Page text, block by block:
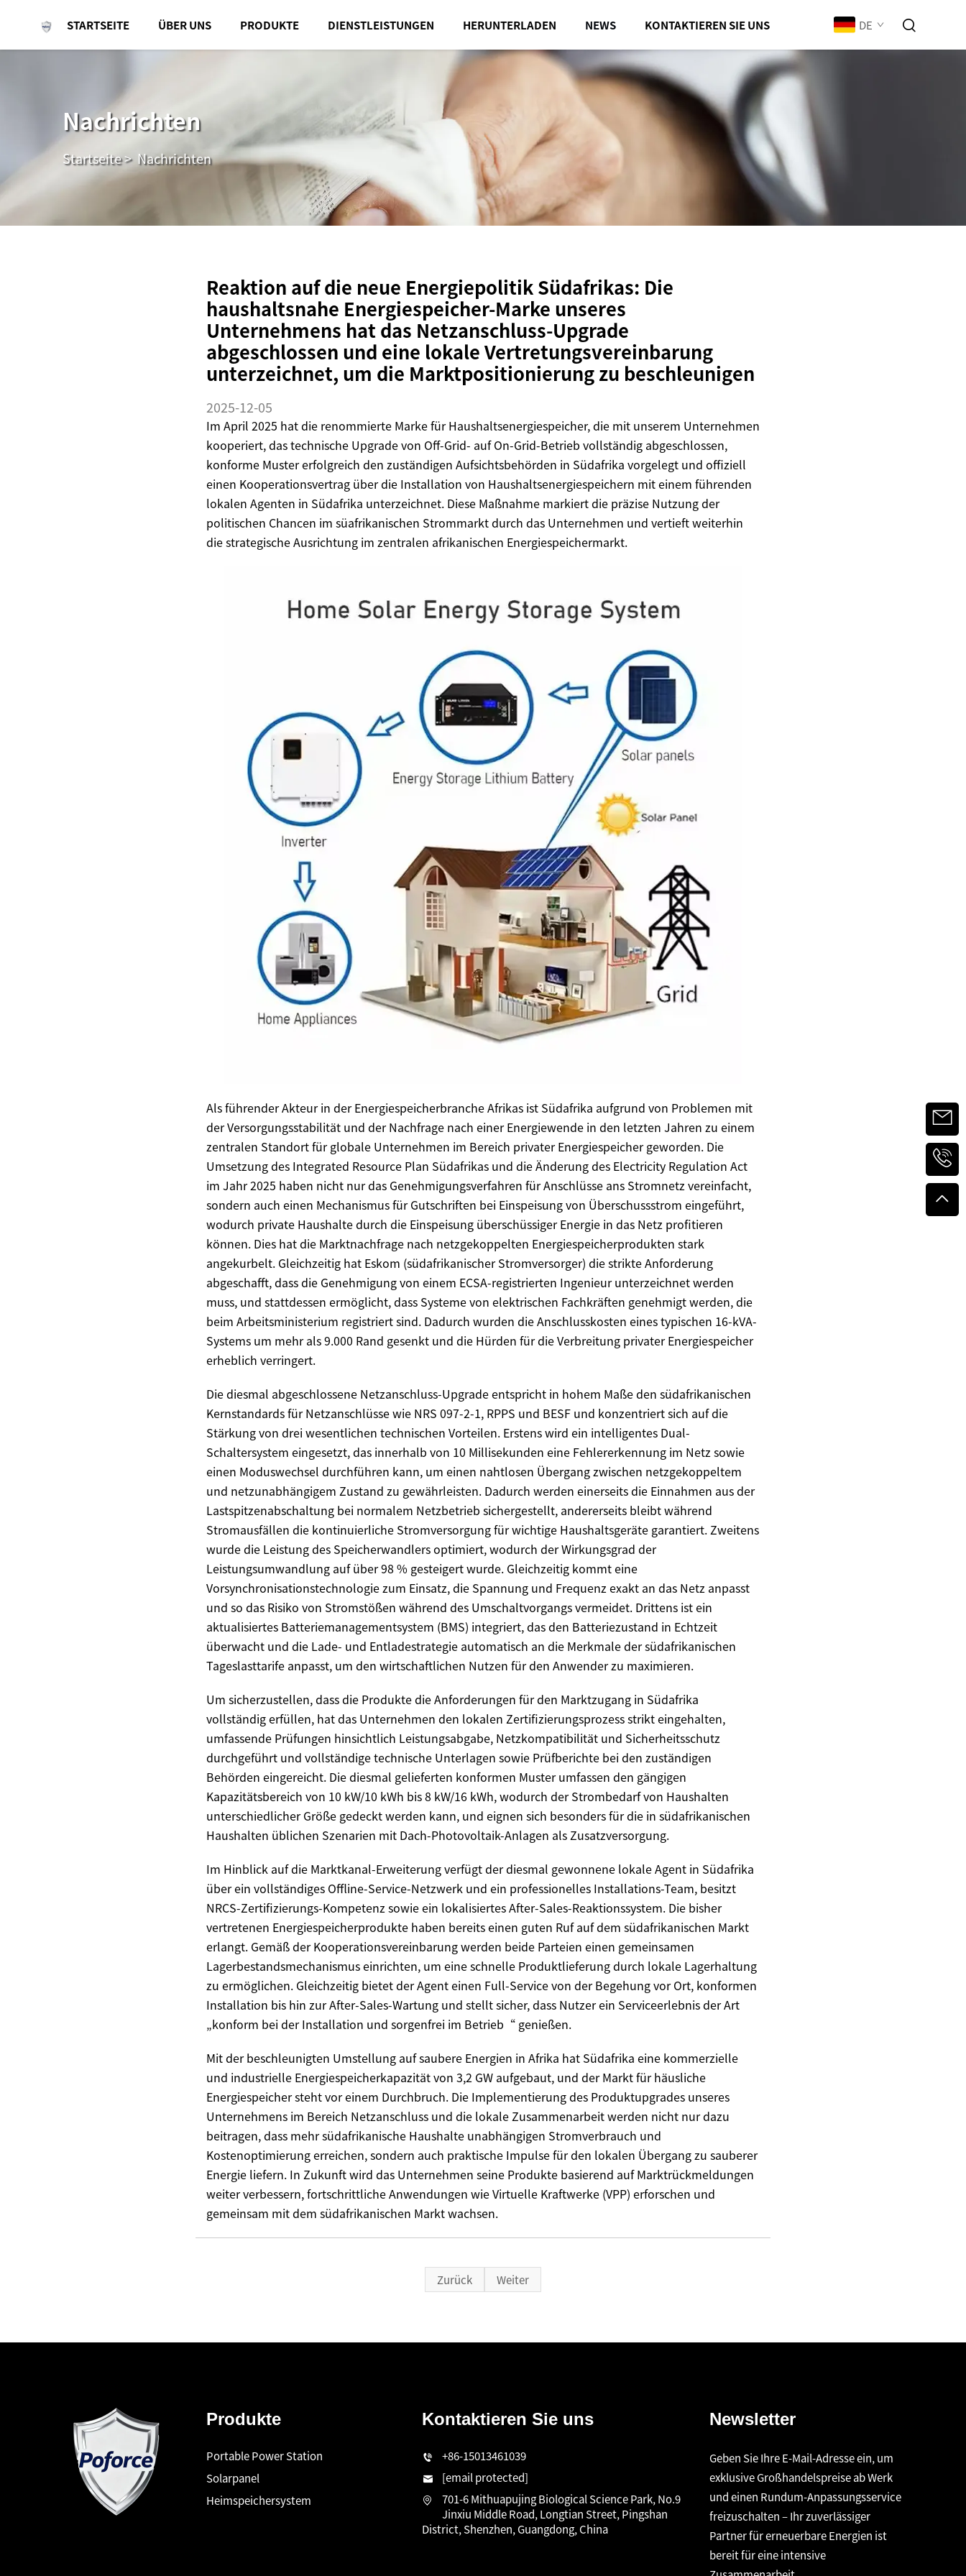
STARTSEITE ÜBER UNS PRODUKTE DIENSTLEISTUNGEN HERUNTERLADEN NEWS KONTAKTIEREN SIE UNS DE
Nachrichten
Startseite> Nachrichten
Reaktion auf die neue Energiepolitik Südafrikas: Die
haushaltsnahe Energiespeicher-Marke unseres
Unternehmens hat das Netzanschluss-Upgrade
abgeschlossen und eine lokale Vertretungsvereinbarung
unterzeichnet, um die Marktpositionierung zu beschleunigen
2025-12-05
Im April 2025 hat die renommierte Marke für Haushaltsenergiespeicher, die mit unserem Unternehmen
kooperiert, das technische Upgrade von Off-Grid- auf On-Grid-Betrieb vollständig abgeschlossen,
konforme Muster erfolgreich den zuständigen Aufsichtsbehörden in Südafrika vorgelegt und offiziell
einen Kooperationsvertrag über die Installation von Haushaltsenergiespeichern mit einem führenden
lokalen Agenten in Südafrika unterzeichnet. Diese Maßnahme markiert die präzise Nutzung der
politischen Chancen im süafrikanischen Strommarkt durch das Unternehmen und vertieft weiterhin
die strategische Ausrichtung im zentralen afrikanischen Energiespeichermarkt.
Als führender Akteur in der Energiespeicherbranche Afrikas ist Südafrika aufgrund von Problemen mit
der Versorgungsstabilität und der Nachfrage nach einer Energiewende in den letzten Jahren zu einem
zentralen Standort für globale Unternehmen im Bereich privater Energiespeicher geworden. Die
Umsetzung des Integrated Resource Plan Südafrikas und die Änderung des Electricity Regulation Act
im Jahr 2025 haben nicht nur das Genehmigungsverfahren für Anschlüsse ans Stromnetz vereinfacht,
sondern auch einen Mechanismus für Gutschriften bei Einspeisung von Überschussstrom eingeführt,
wodurch private Haushalte durch die Einspeisung überschüssiger Energie in das Netz profitieren
können. Dies hat die Marktnachfrage nach netzgekoppelten Energiespeicherprodukten stark
angekurbelt. Gleichzeitig hat Eskom (südafrikanischer Stromversorger) die strikte Anforderung
abgeschafft, dass die Genehmigung von einem ECSA-registrierten Ingenieur unterzeichnet werden
muss, und stattdessen ermöglicht, dass Systeme von elektrischen Fachkräften genehmigt werden, die
beim Arbeitsministerium registriert sind. Dadurch wurden die Anschlusskosten eines typischen 16-kVA-
Systems um mehr als 9.000 Rand gesenkt und die Hürden für die Verbreitung privater Energiespeicher
erheblich verringert.
Die diesmal abgeschlossene Netzanschluss-Upgrade entspricht in hohem Maße den südafrikanischen
Kernstandards für Netzanschlüsse wie NRS 097-2-1, RPPS und BESF und konzentriert sich auf die
Stärkung von drei wesentlichen technischen Vorteilen. Erstens wird ein intelligentes Dual-
Schaltersystem eingesetzt, das innerhalb von 10 Millisekunden eine Fehlererkennung im Netz sowie
einen Moduswechsel durchführen kann, um einen nahtlosen Übergang zwischen netzgekoppeltem
und netzunabhängigem Zustand zu gewährleisten. Dadurch werden einerseits die Einnahmen aus der
Lastspitzenabschaltung bei normalem Netzbetrieb sichergestellt, andererseits bleibt während
Stromausfällen die kontinuierliche Stromversorgung für wichtige Haushaltsgeräte garantiert. Zweitens
wurde die Leistung des Speicherwandlers optimiert, wodurch der Wirkungsgrad der
Leistungsumwandlung auf über 98 % gesteigert wurde. Gleichzeitig kommt eine
Vorsynchronisationstechnologie zum Einsatz, die Spannung und Frequenz exakt an das Netz anpasst
und so das Risiko von Stromstößen während des Umschaltvorgangs vermeidet. Drittens ist ein
aktualisiertes Batteriemanagementsystem (BMS) integriert, das den Batteriezustand in Echtzeit
überwacht und die Lade- und Entladestrategie automatisch an die Merkmale der südafrikanischen
Tageslasttarife anpasst, um den wirtschaftlichen Nutzen für den Anwender zu maximieren.
Um sicherzustellen, dass die Produkte die Anforderungen für den Marktzugang in Südafrika
vollständig erfüllen, hat das Unternehmen den lokalen Zertifizierungsprozess strikt eingehalten,
umfassende Prüfungen hinsichtlich Leistungsabgabe, Netzkompatibilität und Sicherheitsschutz
durchgeführt und vollständige technische Unterlagen sowie Prüfberichte bei den zuständigen
Behörden eingereicht. Die diesmal gelieferten konformen Muster umfassen den gängigen
Kapazitätsbereich von 10 kW/10 kWh bis 8 kW/16 kWh, wodurch der Strombedarf von Haushalten
unterschiedlicher Größe gedeckt werden kann, und eignen sich besonders für die in südafrikanischen
Haushalten üblichen Szenarien mit Dach-Photovoltaik-Anlagen als Zusatzversorgung.
Im Hinblick auf die Marktkanal-Erweiterung verfügt der diesmal gewonnene lokale Agent in Südafrika
über ein vollständiges Offline-Service-Netzwerk und ein professionelles Installations-Team, besitzt
NRCS-Zertifizierungs-Kompetenz sowie ein lokalisiertes After-Sales-Reaktionssystem. Die bisher
vertretenen Energiespeicherprodukte haben bereits einen guten Ruf auf dem südafrikanischen Markt
erlangt. Gemäß der Kooperationsvereinbarung werden beide Parteien einen gemeinsamen
Lagerbestandsmechanismus einrichten, um eine schnelle Produktlieferung durch lokale Lagerhaltung
zu ermöglichen. Gleichzeitig bietet der Agent einen Full-Service von der Begehung vor Ort, konformen
Installation bis hin zur After-Sales-Wartung und stellt sicher, dass Nutzer ein Serviceerlebnis der Art
„konform bei der Installation und sorgenfrei im Betrieb“ genießen.
Mit der beschleunigten Umstellung auf saubere Energien in Afrika hat Südafrika eine kommerzielle
und industrielle Energiespeicherkapazität von 3,2 GW aufgebaut, und der Markt für häusliche
Energiespeicher steht vor einem Durchbruch. Die Implementierung des Produktupgrades unseres
Unternehmens im Bereich Netzanschluss und die lokale Zusammenarbeit werden nicht nur dazu
beitragen, dass mehr südafrikanische Haushalte unabhängigen Stromverbrauch und
Kostenoptimierung erreichen, sondern auch praktische Impulse für den lokalen Übergang zu sauberer
Energie liefern. In Zukunft wird das Unternehmen seine Produkte basierend auf Marktrückmeldungen
weiter verbessern, fortschrittliche Anwendungen wie Virtuelle Kraftwerke (VPP) erforschen und
gemeinsam mit dem südafrikanischen Markt wachsen.
Zurück Weiter
Produkte
Portable Power Station
Solarpanel
Heimspeichersystem
Kontaktieren Sie uns
+86-15013461039
[email protected]
701-6 Mithuapujing Biological Science Park, No.9
Jinxiu Middle Road, Longtian Street, Pingshan
District, Shenzhen, Guangdong, China
Newsletter
Geben Sie Ihre E-Mail-Adresse ein, um
exklusive Großhandelspreise ab Werk
und einen Rundum-Anpassungsservice
freizuschalten – Ihr zuverlässiger
Partner für erneuerbare Energien ist
bereit für eine intensive